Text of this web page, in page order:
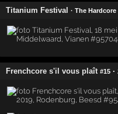
Titanium Festival · The Hardcore
Frenchcore s'il vous plaît #15